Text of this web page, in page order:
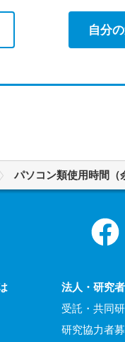
自分
パソコン類使用時間（
法人・研究
受託・共同
研究協力者